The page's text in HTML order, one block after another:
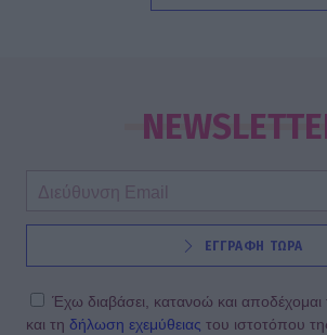
στιγμή με την κόρη της που
ξεχώρισε – Η Ερωφίλη «κλέβει» την
SHOWBIZ
«Ευλογία τα παιδιά» - Η σπάνια
κόρη! Μαζί στο τιμόνι της βάρκας
ΕΓΓΡΑΦΗ ΤΩΡΑ
Έχω διαβάσει, κατανοώ και αποδέχομαι
και τη δήλωση εχεμύθειας του ιστοτόπου